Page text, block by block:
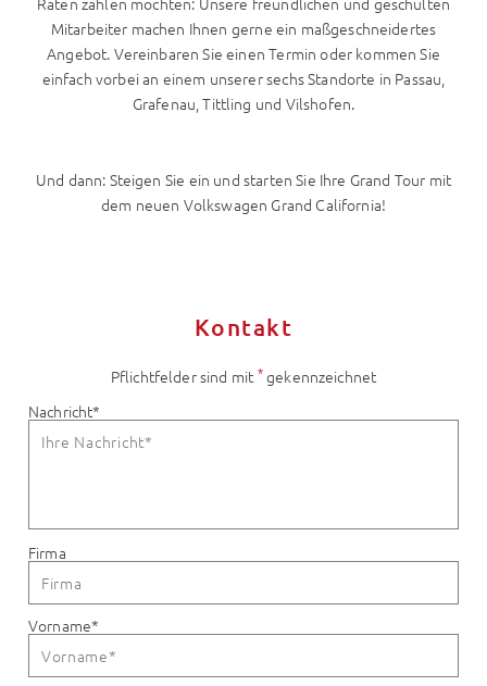
Mitarbeiter machen Ihnen gerne ein maßgeschneidertes
Angebot. Vereinbaren Sie einen Termin oder kommen Sie
einfach vorbei an einem unserer sechs Standorte in Passau,
Grafenau, Tittling und Vilshofen.
Und dann: Steigen Sie ein und starten Sie Ihre Grand Tour mit
dem neuen Volkswagen Grand California!
Kontakt
Pflichtfelder sind mit *gekennzeichnet
Nachricht*
Firma
Vorname*